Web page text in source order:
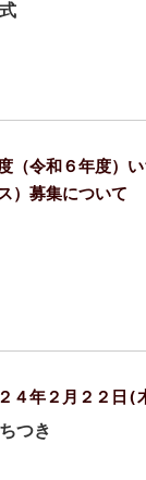
（令和６年度）
）募集について
４年２月２２日(
つき